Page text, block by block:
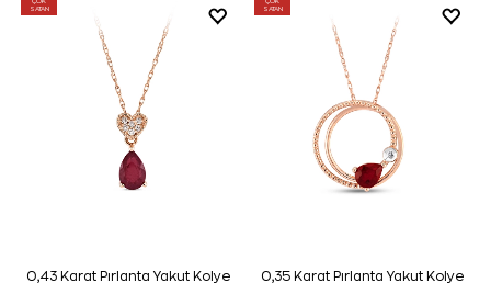
SATAN
0,43 Karat Pırlanta Yakut Kolye
SATAN
0,35 Karat Pırlanta Yakut Kolye